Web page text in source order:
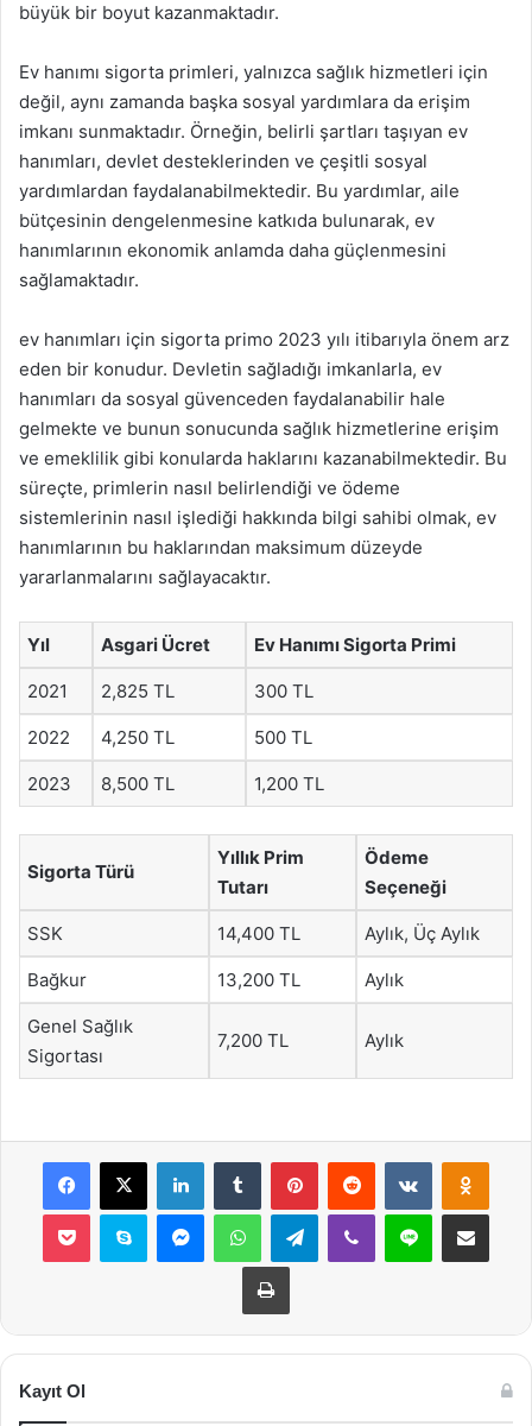
büyük bir boyut kazanmaktadır.
Ev hanımı sigorta primleri, yalnızca sağlık hizmetleri için
değil, aynı zamanda başka sosyal yardımlara da erişim
imkanı sunmaktadır. Örneğin, belirli şartları taşıyan ev
hanımları, devlet desteklerinden ve çeşitli sosyal
yardımlardan faydalanabilmektedir. Bu yardımlar, aile
bütçesinin dengelenmesine katkıda bulunarak, ev
hanımlarının ekonomik anlamda daha güçlenmesini
sağlamaktadır.
ev hanımları için sigorta primo 2023 yılı itibarıyla önem arz
eden bir konudur. Devletin sağladığı imkanlarla, ev
hanımları da sosyal güvenceden faydalanabilir hale
gelmekte ve bunun sonucunda sağlık hizmetlerine erişim
ve emeklilik gibi konularda haklarını kazanabilmektedir. Bu
süreçte, primlerin nasıl belirlendiği ve ödeme
sistemlerinin nasıl işlediği hakkında bilgi sahibi olmak, ev
hanımlarının bu haklarından maksimum düzeyde
yararlanmalarını sağlayacaktır.
Yıl Asgari Ücret Ev Hanımı Sigorta Primi
2021 2,825 TL 300 TL
2022 4,250 TL 500 TL
2023 8,500 TL 1,200 TL
Sigorta Türü
Yıllık Prim
Tutarı
Ödeme
Seçeneği
SSK 14,400 TL Aylık, Üç Aylık
Bağkur 13,200 TL Aylık
Genel Sağlık
Sigortası
7,200 TL Aylık
Facebook
X LinkedInTumblr PinterestReddit VKontakte
Pocket Skype MessengerWhatsAppTelegramViber Line E-Posta ile
Yazdır
Kayıt Ol